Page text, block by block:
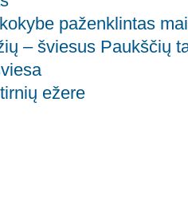
paženklintas
– šviesus Paukščių
ežere